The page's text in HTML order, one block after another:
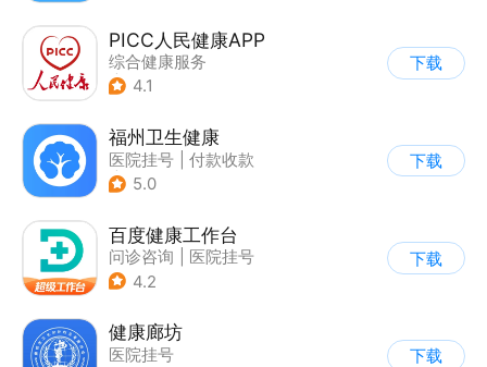
PICC人民健康APP
综合健康服务
| 医院挂号
4.1
下载
福州卫生健康
医院挂号
付款收款
| 其他
5.0
下载
百度健康工作台
问诊咨询
医院挂号
4.2
下载
健康廊坊
医院挂号
下载